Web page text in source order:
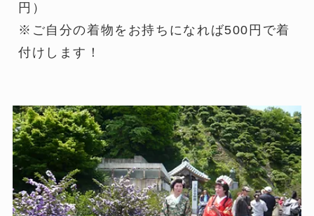
円）
※ご自分の着物をお持ちになれば500円で着
付けします！